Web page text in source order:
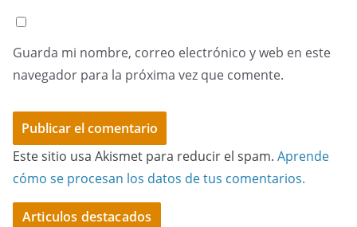
Guarda mi nombre, correo electrónico y web en este
navegador para la próxima vez que comente.
Este sitio usa Akismet para reducir el spam. Aprende
cómo se procesan los datos de tus comentarios.
Articulos destacados